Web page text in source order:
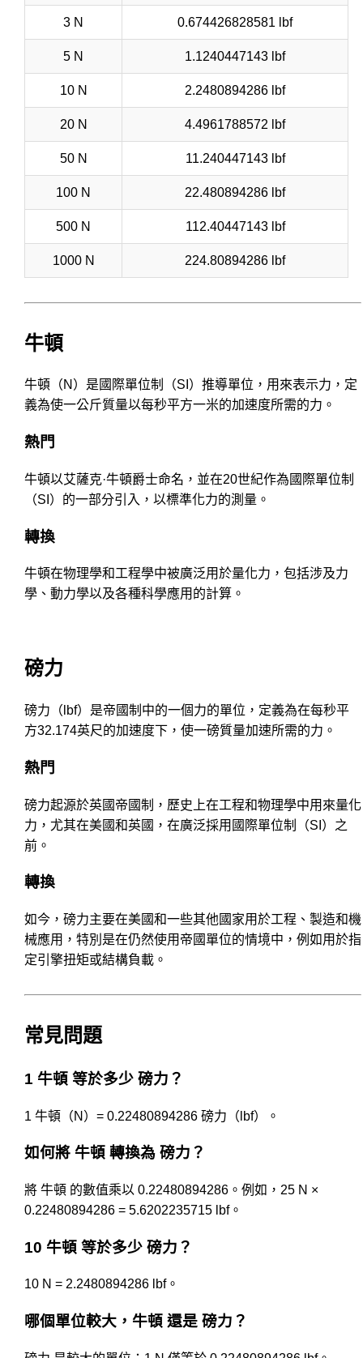
3 N 0.674426828581 lbf
5 N 1.1240447143 lbf
10 N 2.2480894286 lbf
20 N 4.4961788572 lbf
50 N 11.240447143 lbf
100 N 22.480894286 lbf
500 N 112.40447143 lbf
1000 N 224.80894286 lbf
牛頓
牛頓（N）是國際單位制（SI）推導單位，用來表示力，定
義為使一公斤質量以每秒平方一米的加速度所需的力。
熱門
牛頓以艾薩克·牛頓爵士命名，並在20世紀作為國際單位制
（SI）的一部分引入，以標準化力的測量。
轉換
牛頓在物理學和工程學中被廣泛用於量化力，包括涉及力
學、動力學以及各種科學應用的計算。
磅力
磅力（lbf）是帝國制中的一個力的單位，定義為在每秒平
方32.174英尺的加速度下，使一磅質量加速所需的力。
熱門
磅力起源於英國帝國制，歷史上在工程和物理學中用來量化
力，尤其在美國和英國，在廣泛採用國際單位制（SI）之
前。
轉換
如今，磅力主要在美國和一些其他國家用於工程、製造和機
械應用，特別是在仍然使用帝國單位的情境中，例如用於指
定引擎扭矩或結構負載。
常見問題
1 牛頓 等於多少 磅力？
1 牛頓（N）= 0.22480894286 磅力（lbf）。
如何將 牛頓 轉換為 磅力？
將 牛頓 的數值乘以 0.22480894286。例如，25 N ×
0.22480894286 = 5.6202235715 lbf。
10 牛頓 等於多少 磅力？
10 N = 2.2480894286 lbf。
哪個單位較大，牛頓 還是 磅力？